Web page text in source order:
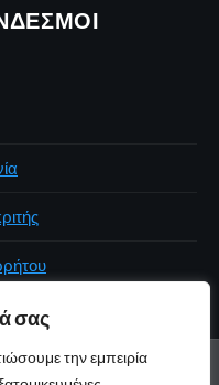
σας
την εμπειρία
ΚΌΣΜΟΣ ΕΠΙΚΟΙΝΩΝΊΑ